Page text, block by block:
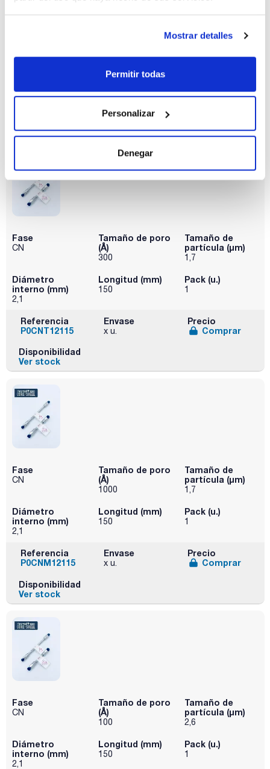
Mostrar detalles
Permitir todas
Personalizar
Denegar
Fase
CN
Tamaño de poro
(Å)
partícula (μm)
interno (mm)
150 1
P0CNC12115
x u.
Comprar
Ver stock
Fase
CN
Tamaño de poro
(Å)
300
Tamaño de
partícula (μm)
1,7
Diámetro
interno (mm)
2,1
Longitud (mm)
150
Pack (u.)
1
Referencia
P0CNT12115
Envase
x u.
Precio
Comprar
Disponibilidad
Ver stock
Fase
CN
Tamaño de poro
(Å)
1000
Tamaño de
partícula (μm)
1,7
Diámetro
interno (mm)
2,1
Longitud (mm)
150
Pack (u.)
1
Referencia
P0CNM12115
Envase
x u.
Precio
Comprar
Disponibilidad
Ver stock
Fase
CN
Tamaño de poro
(Å)
100
Tamaño de
partícula (μm)
2,6
Diámetro
interno (mm)
2,1
Longitud (mm)
150
Pack (u.)
1